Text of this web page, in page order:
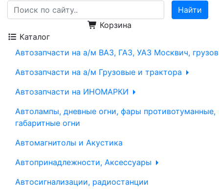
Корзина
Каталог
Автозапчасти на а/м ВАЗ, ГАЗ, УАЗ Москвич,
Автозапчасти на а/м Грузовые и трактора
Автозапчасти на ИНОМАРКИ
Автолампы, дневные огни, фары противотуманные,
габаритные огни
Автомагнитолы и Акустика
Автопринадлежности, Аксессуары
Автосигнализации, радиостанции